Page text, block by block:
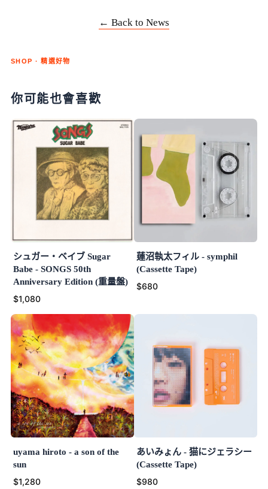
← Back to News
SHOP · 精選好物
你可能也會喜歡
シュガー・ベイブ Sugar
Babe - SONGS 50th
Anniversary Edition (重量盤)
$1,080
蓮沼執太フィル - symphil
(Cassette Tape)
$680
uyama hiroto - a son of the
sun
$1,280
あいみょん - 猫にジェラシー
(Cassette Tape)
$980